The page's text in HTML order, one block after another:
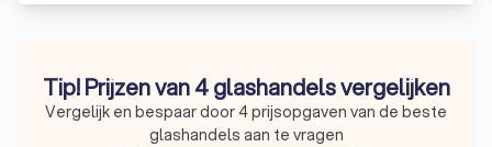
Tip! Prijzen van 4 glashandels vergelijken
Vergelijk en bespaar door 4 prijsopgaven van de beste
glashandels aan te vragen